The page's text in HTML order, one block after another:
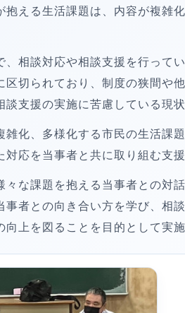
抱える生活課題は、内容が複雑
、相談対応や相談支援を行って
区切られており、制度の狭間や
談支援の実施に苦慮している現
雑化、多様化する市民の生活課
対応を当事者と共に取り組む支
々な課題を抱える当事者との対
事者との向き合い方を学び、相
向上を図ることを目的として実施